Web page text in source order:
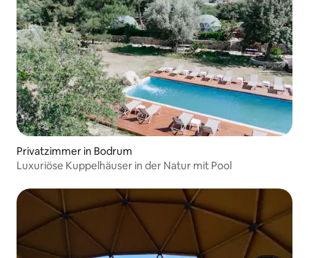
Privatzimmer in Bodrum
Luxuriöse Kuppelhäuser in der Natur mit Pool